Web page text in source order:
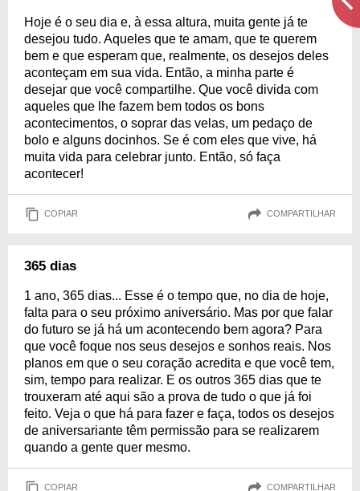
Hoje é o seu dia e, à essa altura, muita gente já te
desejou tudo. Aqueles que te amam, que te querem
bem e que esperam que, realmente, os desejos deles
aconteçam em sua vida. Então, a minha parte é
desejar que você compartilhe. Que você divida com
aqueles que lhe fazem bem todos os bons
acontecimentos, o soprar das velas, um pedaço de
bolo e alguns docinhos. Se é com eles que vive, há
muita vida para celebrar junto. Então, só faça
acontecer!
COPIAR COMPARTILHAR
365 dias
1 ano, 365 dias... Esse é o tempo que, no dia de hoje,
falta para o seu próximo aniversário. Mas por que falar
do futuro se já há um acontecendo bem agora? Para
que você foque nos seus desejos e sonhos reais. Nos
planos em que o seu coração acredita e que você tem,
sim, tempo para realizar. E os outros 365 dias que te
trouxeram até aqui são a prova de tudo o que já foi
feito. Veja o que há para fazer e faça, todos os desejos
de aniversariante têm permissão para se realizarem
quando a gente quer mesmo.
COPIAR COMPARTILHAR